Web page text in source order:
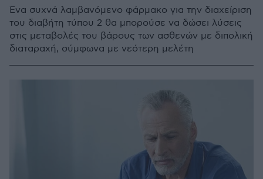
Ένα συχνά λαμβανόμενο φάρμακο για την διαχείριση
του διαβήτη τύπου 2 θα μπορούσε να δώσει λύσεις
στις μεταβολές του βάρους των ασθενών με διπολική
διαταραχή, σύμφωνα με νεότερη μελέτη